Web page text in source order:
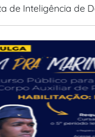
de Inteligência de